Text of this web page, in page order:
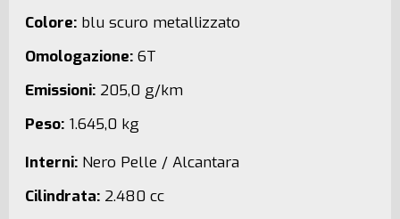
Colore: blu scuro metallizzato
Omologazione: 6T
Emissioni: 205,0 g/km
Peso: 1.645,0 kg
Interni: Nero Pelle / Alcantara
Cilindrata: 2.480 cc